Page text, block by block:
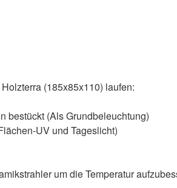
(185x85x110) laufen:
bestückt (Als Grundbeleuchtung)
UV und Tageslicht)
um die Temperatur